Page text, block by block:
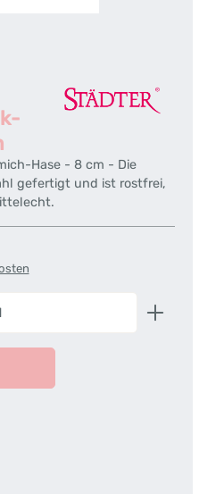
Hase - 8 cm - Die
gefertigt und ist rostfrei,
gewünschten Wert ein